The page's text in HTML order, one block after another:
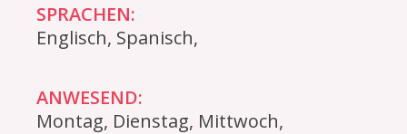
SPRACHEN:
Englisch, Spanisch,
ANWESEND:
Montag, Dienstag, Mittwoch,